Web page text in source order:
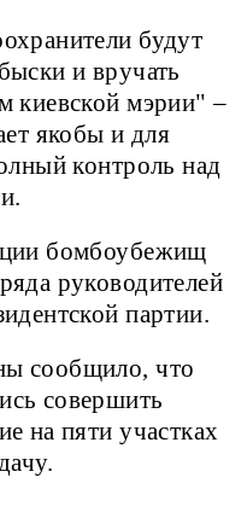
будут
и вручать
киевской мэрии" –
якобы и для
контроль над
бомбоубежищ
руководителей
партии.
сообщило, что
совершить
на пяти участках